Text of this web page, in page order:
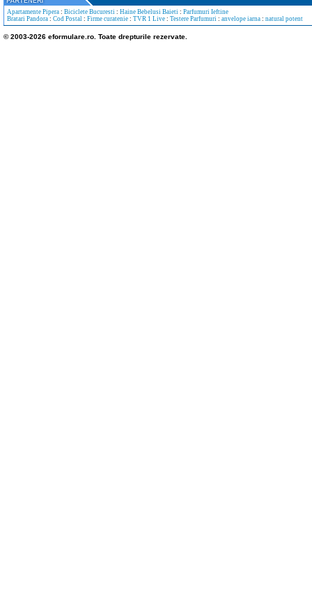
Apartamente Pipera : Biciclete Bucuresti : Haine Bebelusi Baieti : Parfumuri Ieftine
Bratari Pandora : Cod Postal : Firme curatenie : TVR 1 Live : Testere Parfumuri : anvelope iarna : natural potent
© 2003-2026 eformulare.ro. Toate drepturile rezervate.